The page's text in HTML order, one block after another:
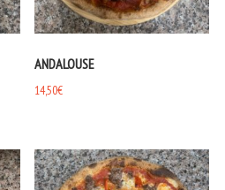
ANDALOUSE
14,50€